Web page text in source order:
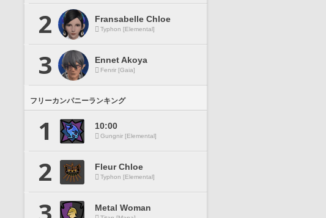
2 Fransabelle Chloe
Typhon [Elemental]
3 Ennet Akoya
Fenrir [Gaia]
フリーカンパニーランキング
1 10:00
Gungnir [Elemental]
2 Fleur Chloe
Typhon [Elemental]
Metal Woman